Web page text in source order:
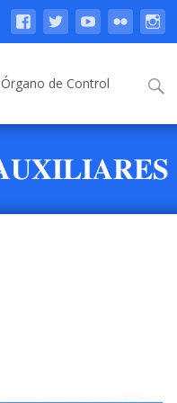
Órgano de Control Buscar: